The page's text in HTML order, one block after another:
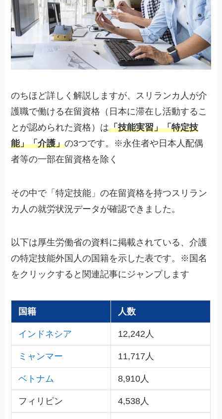
のちほど詳しく解説しますが、スリランカ人が介
護職で働ける在留資格（日本に滞在し活動するこ
とが認められた資格）は「技能実習」「特定技
能」「介護」の3つです。※永住者や日本人配偶
者等の一部在留資格を除く
その中で「特定技能」の在留資格を持つスリラン
カ人の就労状況データが確認できました。
以下は厚生労働省の資料に掲載されている、介護
の特定技能外国人の国籍を示した表です。※国名
をクリックすると関連記事にジャンプします
国籍 人数
インドネシア 12,242人
ミャンマー 11,717人
ベトナム 8,910人
フィリピン 4,538人